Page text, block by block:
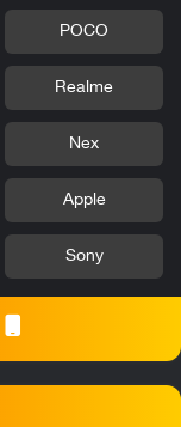
POCO
Realme
Nex
Apple
Sony